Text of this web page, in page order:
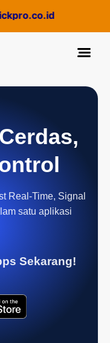
Real-Time, Signal
satu aplikasi
Sekarang!